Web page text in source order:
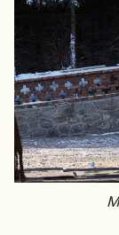
GEORGIE
GHANA
GRÈCE
GUATEMALA
GUINÉE-
GUINÉE
HONDURAS